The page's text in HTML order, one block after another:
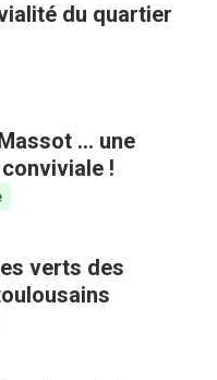
du quartier
... une
conviviale !
verts des